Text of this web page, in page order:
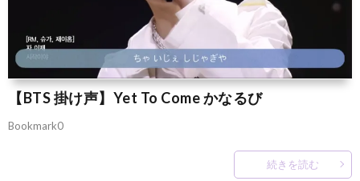
【BTS 掛け声】Yet To Come かなるび
Bookmark0
続きを読む